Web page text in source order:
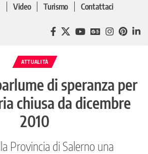
Video Turismo Contattaci
ATTUALITÀ
di speranza per
chiusa da dicembre
2010
Provincia di Salerno una